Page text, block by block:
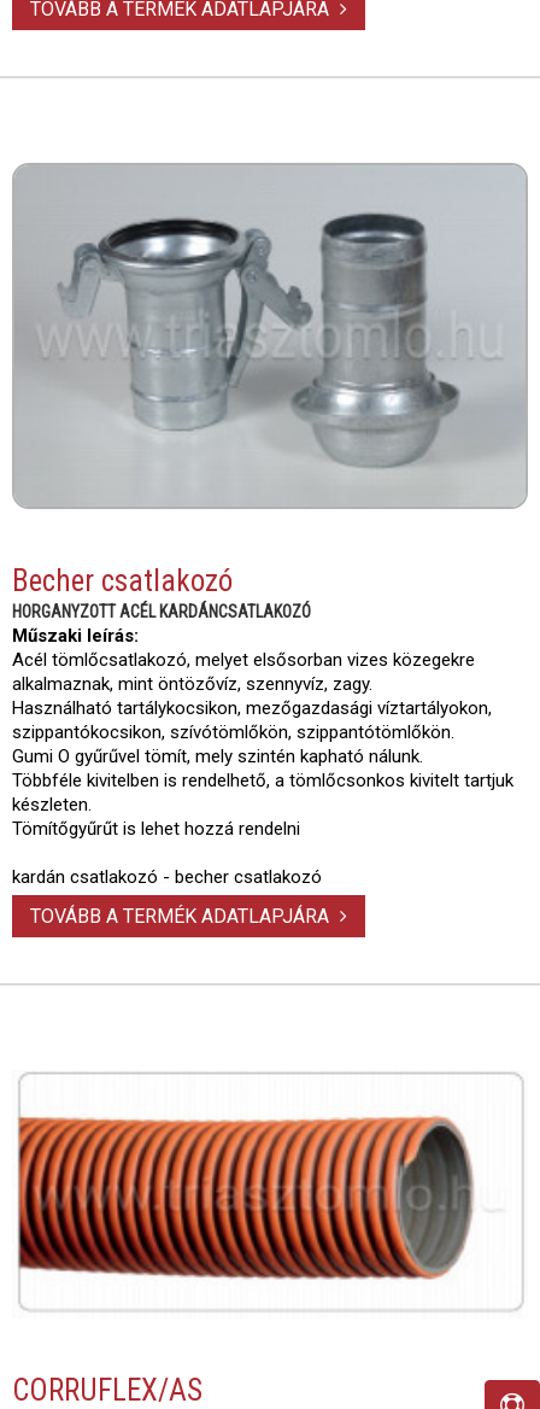
TOVÁBB A TERMÉK ADATLAPJÁRA
Becher csatlakozó
HORGANYZOTT ACÉL KARDÁNCSATLAKOZÓ
Műszaki leírás:
Acél tömlőcsatlakozó, melyet elsősorban vizes közegekre
alkalmaznak, mint öntözővíz, szennyvíz, zagy.
Használható tartálykocsikon, mezőgazdasági víztartályokon,
szippantókocsikon, szívótömlőkön, szippantótömlőkön.
Gumi O gyűrűvel tömít, mely szintén kapható nálunk.
Többféle kivitelben is rendelhető, a tömlőcsonkos kivitelt tartjuk
készleten.
Tömítőgyűrűt is lehet hozzá rendelni
kardán csatlakozó - becher csatlakozó
TOVÁBB A TERMÉK ADATLAPJÁRA
CORRUFLEX/AS